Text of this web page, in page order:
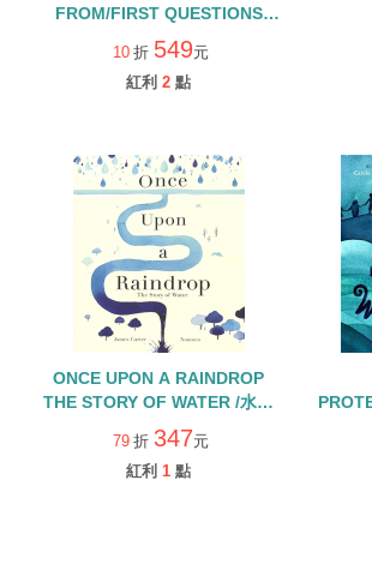
FROM/FIRST QUESTIONS
AND ANSWERS/硬頁翻翻書
10 折 549元
紅利 2 點
ONCE UPON A RAINDROP
THE STORY OF WATER /水資
源/自然/乾淨水及衛生
79 折 347元
紅利 1 點
及衛